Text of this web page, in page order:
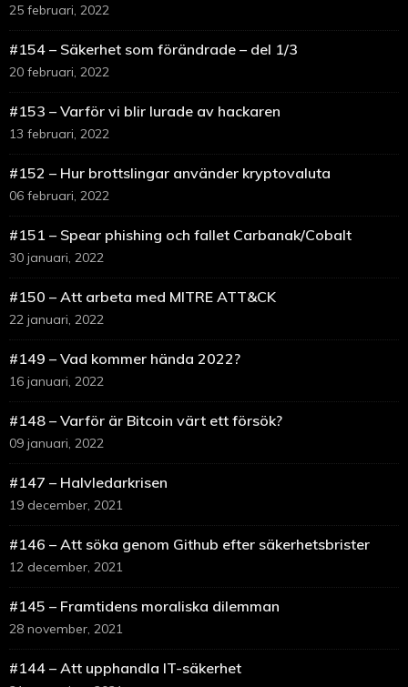
25 februari, 2022
#154 – Säkerhet som förändrade – del 1/3
20 februari, 2022
#153 – Varför vi blir lurade av hackaren
13 februari, 2022
#152 – Hur brottslingar använder kryptovaluta
06 februari, 2022
#151 – Spear phishing och fallet Carbanak/Cobalt
30 januari, 2022
#150 – Att arbeta med MITRE ATT&CK
22 januari, 2022
#149 – Vad kommer hända 2022?
16 januari, 2022
#148 – Varför är Bitcoin värt ett försök?
09 januari, 2022
#147 – Halvledarkrisen
19 december, 2021
#146 – Att söka genom Github efter säkerhetsbrister
12 december, 2021
#145 – Framtidens moraliska dilemman
28 november, 2021
#144 – Att upphandla IT-säkerhet